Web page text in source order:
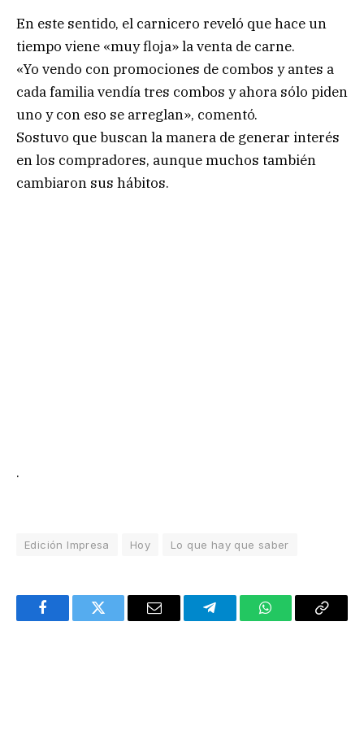
En este sentido, el carnicero reveló que hace un
tiempo viene «muy floja» la venta de carne.
«Yo vendo con promociones de combos y antes a
cada familia vendía tres combos y ahora sólo piden
uno y con eso se arreglan», comentó.
Sostuvo que buscan la manera de generar interés
en los compradores, aunque muchos también
cambiaron sus hábitos.
.
Edición Impresa Hoy Lo que hay que saber
FacebookTwitter Email TelegramWhatsAppCopy